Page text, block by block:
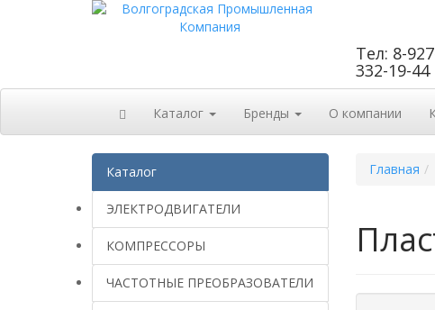
Тел: 8-
332-19-44
Каталог Бренды О компании
Каталог
ЭЛЕКТРОДВИГАТЕЛИ
КОМПРЕССОРЫ
ЧАСТОТНЫЕ ПРЕОБРАЗОВАТЕЛИ
Главная